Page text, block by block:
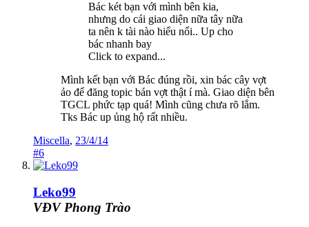
Bác két bạn với mình bên kia,
nhưng do cái giao diện nữa tây nữa
ta nên k tài nào hiểu nổi.. Up cho
bác nhanh bay
Click to expand...
Mình kết bạn với Bác đúng rồi, xin bác cây vợt
ảo để đăng topic bán vợt thật í mà. Giao diện bên
TGCL phức tạp quá! Mình cũng chưa rõ lắm.
Tks Bác up ủng hộ rất nhiều.
Miscella, 23/4/14
#6
Leko99
VĐV Phong Trào